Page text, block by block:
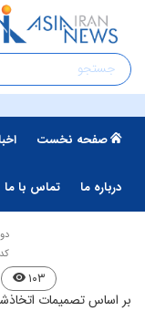
صفحه نخست
درباره ما تماس با ما
کد
۱۰۳
بر اساس تصمیمات